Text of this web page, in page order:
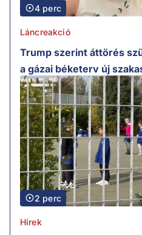
4 perc
Láncreakció
Trump szerint áttörés
a gázai béketerv új
2 perc
Hírek